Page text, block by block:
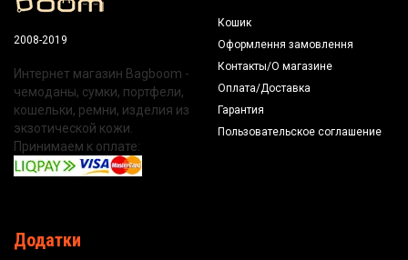
2008-2019
Интернет магазин Bagboom -
чемоданы, сумки, портфели,
кошельки, ремни, изделия из
экзотической кожи.
Принимаем к оплате:
Кошик
Оформлення замовлення
Контакты/О магазине
Оплата/Доставка
Гарантия
Пользовательское соглашение
Додатки